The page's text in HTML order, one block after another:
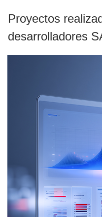
Proyectos
desarrolladores